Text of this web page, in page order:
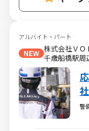
アルバイト・パート
NEW 株式会社Ｖ
千歳船橋駅周
警